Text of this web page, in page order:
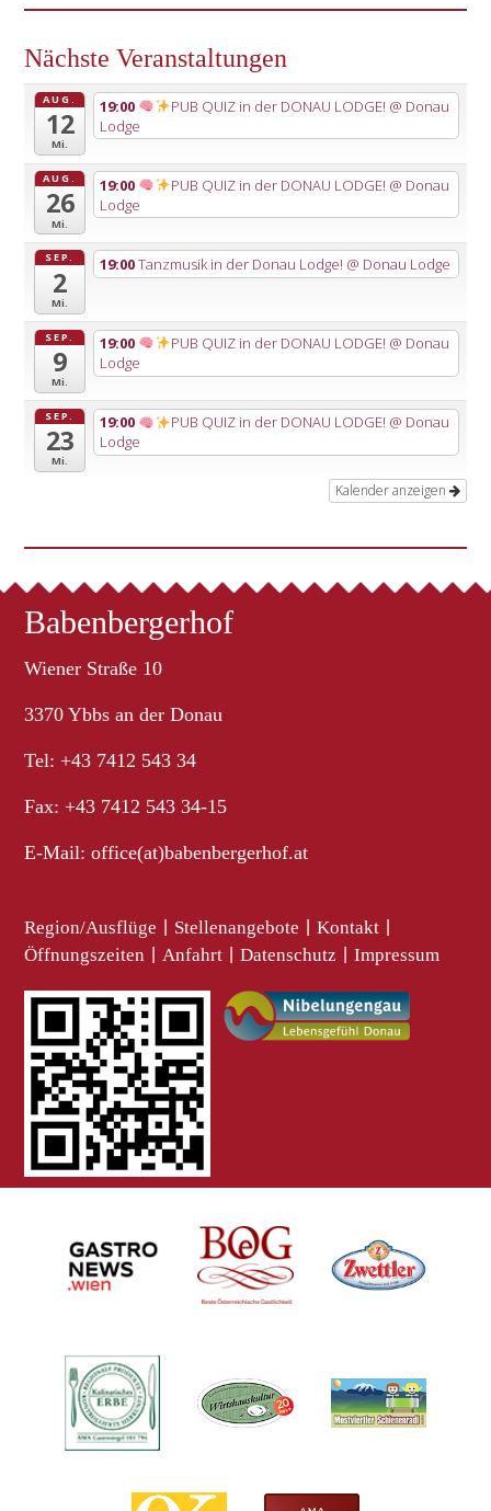
Nächste Veranstaltungen
AUG.
12
Mi.
19:00 PUB QUIZ in der DONAU LODGE! @ Donau
Lodge
AUG.
26
Mi.
19:00 PUB QUIZ in der DONAU LODGE! @ Donau
Lodge
SEP.
2
Mi.
19:00Tanzmusik in der Donau Lodge! @ Donau Lodge
SEP.
9
Mi.
19:00 PUB QUIZ in der DONAU LODGE! @ Donau
Lodge
SEP.
23
Mi.
19:00 PUB QUIZ in der DONAU LODGE! @ Donau
Lodge
Kalender anzeigen
Babenbergerhof
Wiener Straße 10
3370 Ybbs an der Donau
Tel: +43 7412 543 34
Fax: +43 7412 543 34-15
E-Mail:office(at)babenbergerhof.at
Region/Ausflüge Stellenangebote Kontakt
Öffnungszeiten Anfahrt Datenschutz Impressum